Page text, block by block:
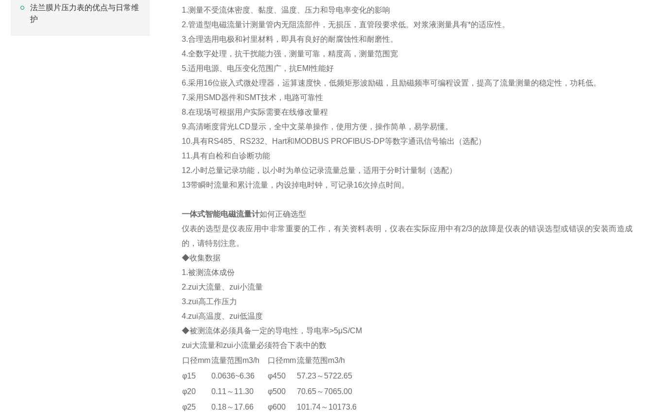
法兰膜片压力表的优点与日常维
护
1.测量不受流体密度、黏度、温度、压力和导电率变化的影响
2.管道型电磁流量计测量管内无阻流部件，无损压，直管段要求低。对浆液测量具有*的适应性。
3.合理选用电极和衬里材料，即具有良好的耐腐蚀性和耐磨性。
4.全数字处理，抗干扰能力强，测量可靠，精度高，测量范围宽
5.适用电源、电压变化范围广，抗EMI性能好
6.采用16位嵌入式微处理器，运算速度快，低频矩形波励磁，且励磁频率可编程设置，提高了流量测量的稳定性，功耗低。
7.采用SMD器件和SMT技术，电路可靠性
8.在现场可根据用户实际需要在线修改量程
9.高清晰度背光LCD显示，全中文菜单操作，使用方便，操作简单，易学易懂。
10.具有RS485、RS232、Hart和MODBUS PROFIBUS-DP等数字通讯信号输出（选配）
11.具有自检和自诊断功能
12.小时总量记录功能，以小时为单位记录流量总量，适用于分时计量制（选配）
13带瞬时流量和累计流量，内设掉电时钟，可记录16次掉点时间。
一体式智能电磁流量计如何正确选型
仪表的选型是仪表应用中非常重要的工作，有关资料表明，仪表在实际应用中有2/3的故障是仪表的错误选型或错误的安装而造成
的，请特别注意。
◆收集数据
1.被测流体成份
2.zui大流量、zui小流量
3.zui高工作压力
4.zui高温度、zui低温度
◆被测流体必须具备一定的导电性，导电率>5μS/CM
zui大流量和zui小流量必须符合下表中的数
口径mm流量范围m3/h 口径mm流量范围m3/h
φ15
0.0636~6.36 φ450
57.23～5722.65
φ20
0.11～11.30 φ500
70.65～7065.00
φ25
0.18～17.66 φ600
101.74～10173.6